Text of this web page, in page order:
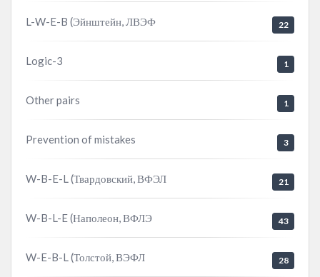
L-W-E-B (Эйнштейн, ЛВЭФ 22
Logic-3 1
Other pairs 1
Prevention of mistakes 3
W-B-E-L (Твардовский, ВФЭЛ 21
W-B-L-E (Наполеон, ВФЛЭ 43
W-E-B-L (Толстой, ВЭФЛ 28